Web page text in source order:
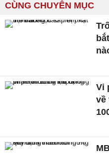
CÙNG CHUYÊN MỤC
Vi
về